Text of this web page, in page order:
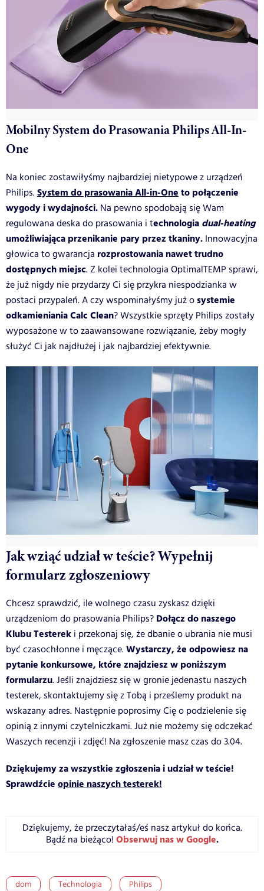
Mobilny System do Prasowania Philips All-In-
One
Na koniec zostawiłyśmy najbardziej nietypowe z urządzeń
Philips.System do prasowania All-in-Oneto połączenie
wygody i wydajności. Na pewno spodobają się Wam
regulowana deska do prasowania i technologia dual-heating
umożliwiająca przenikanie pary przez tkaniny. Innowacyjna
głowica to gwarancja rozprostowania nawet trudno
dostępnych miejsc. Z kolei technologia OptimalTEMP sprawi,
że już nigdy nie przydarzy Ci się przykra niespodzianka w
postaci przypaleń. A czy wspominałyśmy już osystemie
odkamieniania Calc Clean? Wszystkie sprzęty Philips zostały
wyposażone w to zaawansowane rozwiązanie, żeby mogły
służyć Ci jak najdłużej i jak najbardziej efektywnie.
Jak wziąć udział w teście? Wypełnij
formularz zgłoszeniowy
Chcesz sprawdzić, ile wolnego czasu zyskasz dzięki
urządzeniom do prasowania Philips? Dołącz do naszego
Klubu Testerek i przekonaj się, że dbanie o ubrania nie musi
być czasochłonne i męczące.Wystarczy, że odpowiesz na
pytanie konkursowe, które znajdziesz w poniższym
formularzu. Jeśli znajdziesz się w gronie jedenastu naszych
testerek, skontaktujemy się z Tobą i prześlemy produkt na
wskazany adres. Następnie poprosimy Cię o podzielenie się
opinią z innymi czytelniczkami. Już nie możemy się odczekać
Waszych recenzji i zdjęć! Na zgłoszenie masz czas do 3.04.
Dziękujemy za wszystkie zgłoszenia i udział w teście!
Sprawdźcie opinie naszych testerek!
Dziękujemy, że przeczytałaś/eś nasz artykuł do końca.
Bądź na bieżąco! Obserwuj nas w Google.
dom Technologia Philips